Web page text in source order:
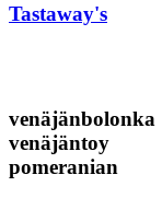
Tastaway's
venäjänbolonka
venäjäntoy
pomeranian